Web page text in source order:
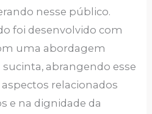
nesse público.
foi desenvolvido com
uma abordagem
abrangendo esse
relacionados
e na dignidade da